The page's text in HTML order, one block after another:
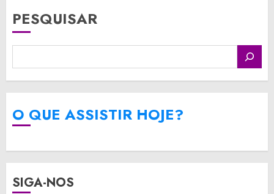
PESQUISAR
O QUE ASSISTIR HOJE?
SIGA-NOS